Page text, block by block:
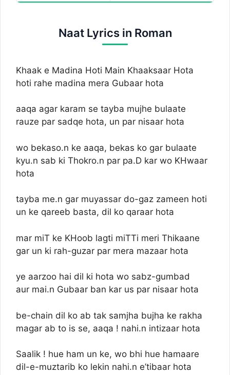
Naat Lyrics in Roman
Khaak e Madina Hoti Main Khaaksaar Hota
hoti rahe madina mera Gubaar hota
aaqa agar karam se tayba mujhe bulaate
rauze par sadqe hota, un par nisaar hota
wo bekaso.n ke aaqa, bekas ko gar bulaate
kyu.n sab ki Thokro.n par pa.D kar wo KHwaar
hota
tayba me.n gar muyassar do-gaz zameen hoti
un ke qareeb basta, dil ko qaraar hota
mar miT ke KHoob lagti miTTi meri Thikaane
gar un ki rah-guzar par mera mazaar hota
ye aarzoo hai dil ki hota wo sabz-gumbad
aur mai.n Gubaar ban kar us par nisaar hota
be-chain dil ko ab tak samjha bujha ke rakha
magar ab to is se, aaqa ! nahi.n intizaar hota
Saalik ! hue ham un ke, wo bhi hue hamaare
dil-e-muztarib ko lekin nahi.n e’tibaar hota